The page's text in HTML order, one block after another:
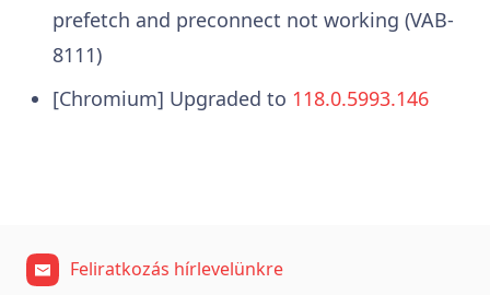
prefetch and preconnect not working (VAB-
8111)
[Chromium] Upgraded to 118.0.5993.146
Feliratkozás hírlevelünkre